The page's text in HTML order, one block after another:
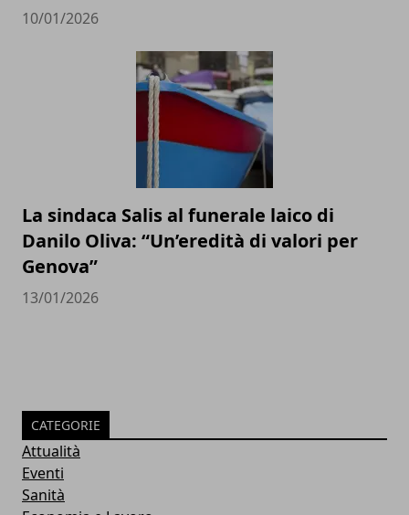
10/01/2026
La sindaca Salis al funerale laico di
Danilo Oliva: “Un’eredità di valori per
Genova”
13/01/2026
CATEGORIE
Attualità
Eventi
Sanità